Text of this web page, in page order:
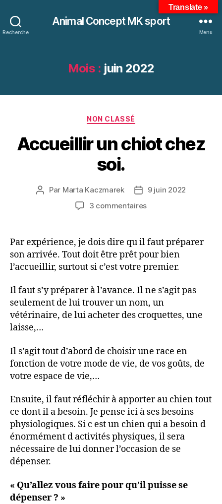
Recherche
Animal Concept MK sport
Menu
Mois : juin 2022
Catégories
NON CLASSÉ
Accueillir un chiot chez
soi.
Auteur
Par Marta Kaczmarek
Date9 juin 2022
3 commentairessur
chiot
chez
soi.
Par expérience, je dois dire qu il faut préparer
son arrivée. Tout doit être prêt pour bien
l’accueillir, surtout si c’est votre premier.
Il faut s’y préparer à l’avance. Il ne s’agit pas
seulement de lui trouver un nom, un
vétérinaire, de lui acheter des croquettes, une
laisse,…
Il s’agit tout d’abord de choisir une race en
fonction de votre mode de vie, de vos goûts, de
votre espace de vie,…
Ensuite, il faut réfléchir à apporter au chien tout
ce dont il a besoin. Je pense ici à ses besoins
physiologiques. Si c est un chien qui a besoin d
énormément d activités physiques, il sera
nécessaire de lui donner l’occasion de se
dépenser.
« Qu’allez vous faire pour qu’il puisse se
dépenser ? »
Translate »